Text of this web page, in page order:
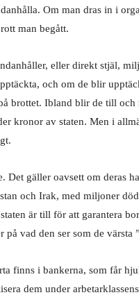
Om man dras in i
man begått.
eller direkt stjäl,
och om de blir
brottet. Ibland blir de till och
kronor av staten. Men i
gäller oavsett om deras
och Irak, med miljoner
är till för att garantera
vad den ser som de värsta
finns i bankerna, som får
dem under